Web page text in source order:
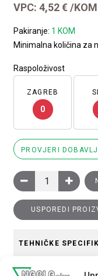
VPC:4,52€ /KOM
Pakiranje: 1 KOM
Minimalna količina za
Raspoloživost
ZAGREB
0
PROVJERI
Glava crnog
USPOREDI
TEHNIČKE